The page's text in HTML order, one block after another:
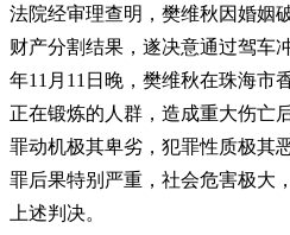
法院经审理查明，樊维秋因婚姻
财产分割结果，遂决意通过驾车
年11月11日晚，樊维秋在珠海市
正在锻炼的人群，造成重大伤亡
罪动机极其卑劣，犯罪性质极其
罪后果特别严重，社会危害极大
上述判决。